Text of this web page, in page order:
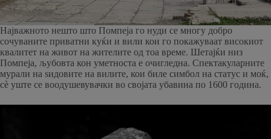
Најважното нешто што Помпеја го нуди се многу добро
сочуваните приватни куќи и вили кои го покажуваат високиот
квалитет на живот на жителите од тоа време. Шетајќи низ
Помпеја, љубовта кон уметноста е очигледна. Спектакуларните
мурали на ѕидовите на вилите, кои биле симбол на статус и моќ,
сè уште се воодушевувачки во својата убавина по 1600 година.